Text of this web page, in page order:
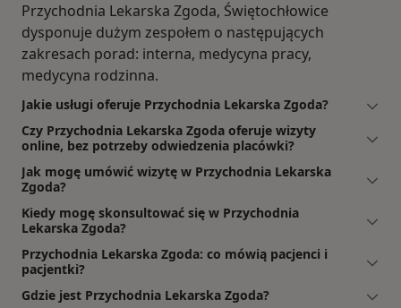
Przychodnia Lekarska Zgoda, Świętochłowice
dysponuje dużym zespołem o następujących
zakresach porad: interna, medycyna pracy,
medycyna rodzinna.
Jakie usługi oferuje Przychodnia Lekarska Zgoda?
Czy Przychodnia Lekarska Zgoda oferuje wizyty
online, bez potrzeby odwiedzenia placówki?
Jak mogę umówić wizytę w Przychodnia Lekarska
Zgoda?
Kiedy mogę skonsultować się w Przychodnia
Lekarska Zgoda?
Przychodnia Lekarska Zgoda: co mówią pacjenci i
pacjentki?
Gdzie jest Przychodnia Lekarska Zgoda?